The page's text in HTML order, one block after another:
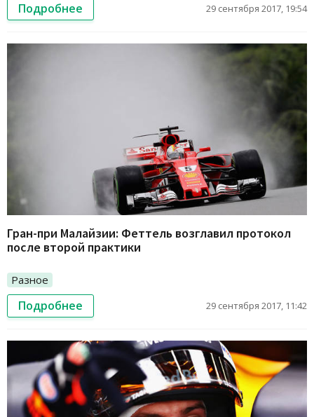
Подробнее 29 сентября 2017, 19:54
Гран-при Малайзии: Феттель возглавил протокол
после второй практики
Разное
Подробнее 29 сентября 2017, 11:42